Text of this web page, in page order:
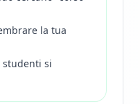
la tua
studenti si